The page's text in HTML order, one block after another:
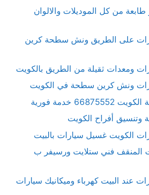
من كل الموديلات والالوان
على الطريق ونش سطحة كرين
ومعدات ثقيلة من الطريق بالكويت
ونش كرين سطحة في الكويت
خدمة فورية
وتنسيق أفراح الكويت
الكويت غسيل سيارات بالبيت
المنقف فني ستلايت ورسيفر ب
عند البيت كهرباء وميكانيك سيارات